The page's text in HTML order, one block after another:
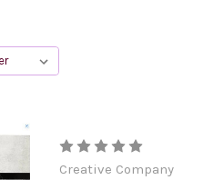
Creative Company